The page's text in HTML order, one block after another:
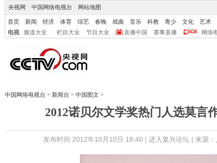
央视网 中国网络电视台 网站地图
首页 新闻 经济 体育 综艺 春晚 戏曲 音乐 科教 青少 文化
艺术
电视
频道大全 栏目大全 节目大全 直播中国 赛事直播 网络
中国网络电视台 > 新闻台 > 中国图文 >
2012诺贝尔文学奖热门人选莫言
发布时间:2012年10月10日 18:40 | 进入复兴论坛| 来源